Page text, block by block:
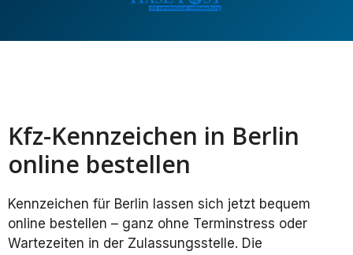
Kfz-Kennzeichen in Berlin
online bestellen
Kennzeichen für Berlin lassen sich jetzt bequem
online bestellen – ganz ohne Terminstress oder
Wartezeiten in der Zulassungsstelle. Die